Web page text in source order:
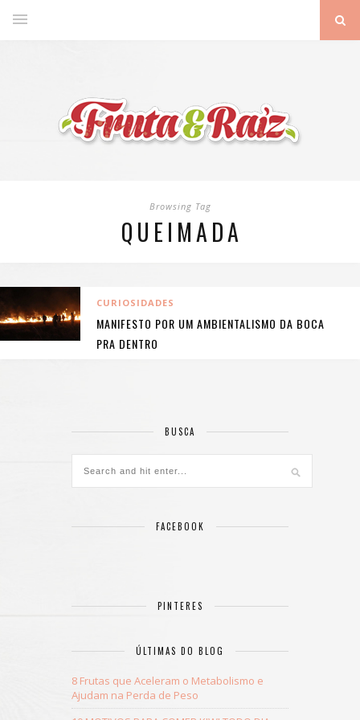
Browsing Tag
QUEIMADA
CURIOSIDADES
MANIFESTO POR UM AMBIENTALISMO DA BOCA
PRA DENTRO
BUSCA
FACEBOOK
PINTERES
ÚLTIMAS DO BLOG
8 Frutas que Aceleram o Metabolismo e
Ajudam na Perda de Peso